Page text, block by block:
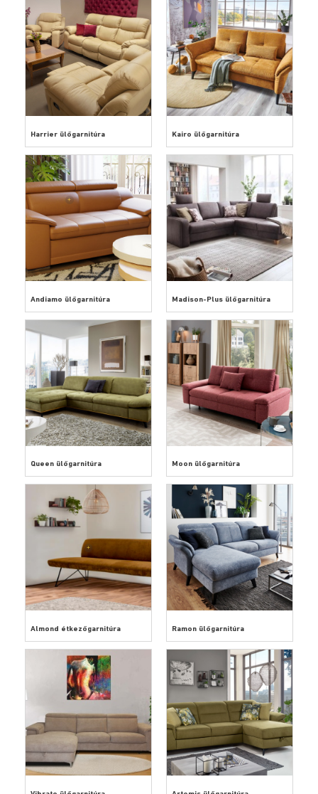
Harrier ülőgarnitúra Kairo ülőgarnitúra
Andiamo ülőgarnitúra Madison-Plus ülőgarnitúra
Queen ülőgarnitúra Moon ülőgarnitúra
Almond étkezőgarnitúra Ramon ülőgarnitúra